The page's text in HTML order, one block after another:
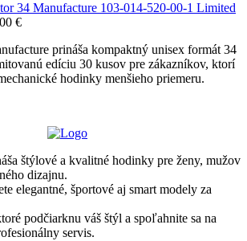
34 Manufacture 103-014-520-00-1 Limited
€
prináša kompaktný unisex formát 34
edíciu 30 kusov pre zákazníkov, ktorí
hodinky menšieho priemeru.
štýlové a kvalitné hodinky pre ženy, mužov
dizajnu.
elegantné, športové aj smart modely za
podčiarknu váš štýl a spoľahnite sa na
servis.